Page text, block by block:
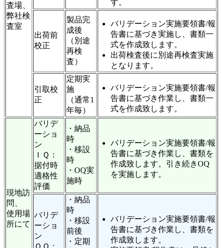
査場、
弊社検
査室
す。
出荷前
校正
製品完
成後
（別途
再検
査）
バリデーション実施要領書/報
告書に基づき実施し、書類一
式を作成致します。
出荷検査後に別途再検査実施
となります。
引取校
正
定期実
施
（通常1
年毎）
バリデーション実施要領書/報
告書に基づき作業し、書類一
式を作成致します。
現地訪
問、
使用場
所にて
バリデ
ーショ
ン
ＩＱ：
据付時
適格性
評価
・納品
時
・移設
時
・OQ実
施時
バリデーション実施要領書/報
告書に基づき作業し、書類を
作成致します。引き続きOQ
を実施します。
バリデ
ーショ
ン
ＯＱ：
・納品
時
・移設
前後
・定期
バリデーション実施要領書/報
告書に基づき作業し、書類を
作成致します。